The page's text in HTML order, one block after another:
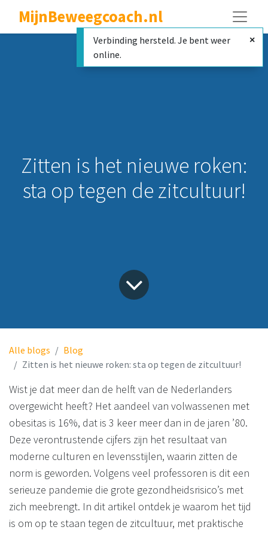
MijnBeweegcoach.nl
Zitten is het nieuwe roken:
sta op tegen de zitcultuur!
Alle blogs
Blog
Zitten is het nieuwe roken: sta op tegen de zitcultuur!
Wist je dat meer dan de helft van de Nederlanders
overgewicht heeft? Het aandeel van volwassenen met
obesitas is 16%, dat is 3 keer meer dan in de jaren ’80.
Deze verontrustende cijfers zijn het resultaat van
moderne culturen en levensstijlen, waarin zitten de
norm is geworden. Volgens veel professoren is dit een
serieuze pandemie die grote gezondheidsrisico’s met
zich meebrengt. In dit artikel ontdek je waarom het tijd
is om op te staan tegen de zitcultuur, met praktische
Verbinding hersteld. Je bent weer
online.